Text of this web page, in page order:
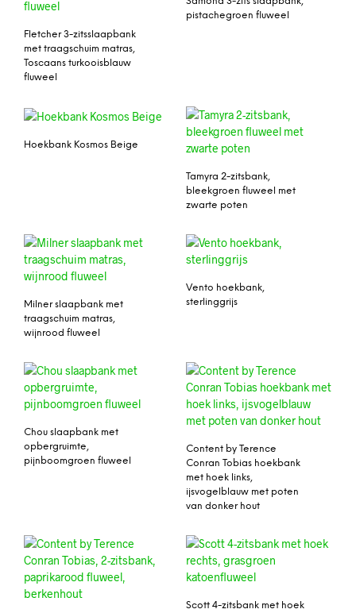
Fletcher 3-zitsslaapbank
met traagschuim matras,
Toscaans turkooisblauw
fluweel
pistachegroen fluweel
Hoekbank Kosmos Beige
Tamyra 2-zitsbank,
bleekgroen fluweel met
zwarte poten
Milner slaapbank met
traagschuim matras,
wijnrood fluweel
Vento hoekbank,
sterlinggrijs
Chou slaapbank met
opbergruimte,
pijnboomgroen fluweel
Content by Terence
Conran Tobias hoekbank
met hoek links,
ijsvogelblauw met poten
van donker hout
Scott 4-zitsbank met hoek